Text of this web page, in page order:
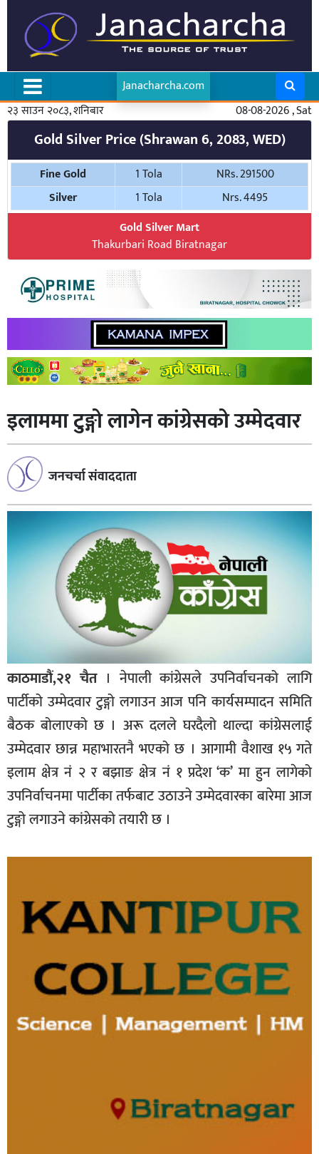
Janacharcha.com
२३ साउन २०८३, शनिबार
08-08-2026 , Sat
Gold Silver Price (Shrawan 6, 2083, WED)
Fine Gold 1 Tola
NRs. 291500
Silver
1 Tola
Nrs. 4495
Gold Silver Mart
Thakurbari Road Biratnagar
इलाममा टुङ्गो लागेन कांग्रेसको उम्मेदवार
जनचर्चा संवाददाता
काठमाडौं,२१ चैत। नेपाली कांग्रेसले उपनिर्वाचनको लागि
पार्टीको उम्मेदवार टुङ्गो लगाउन आज पनि कार्यसम्पादन समिति
बैठक बोलाएको छ । अरू दलले घरदैलो थाल्दा कांग्रेसलाई
उम्मेदवार छान्न महाभारतनै भएको छ । आगामी वैशाख १५ गते
इलाम क्षेत्र नं २ र बझाङ क्षेत्र नं १ प्रदेश ‘क’ मा हुन लागेको
उपनिर्वाचनमा पार्टीका तर्फबाट उठाउने उम्मेदवारका बारेमा आज
टुङ्गो लगाउने कांग्रेसको तयारी छ ।